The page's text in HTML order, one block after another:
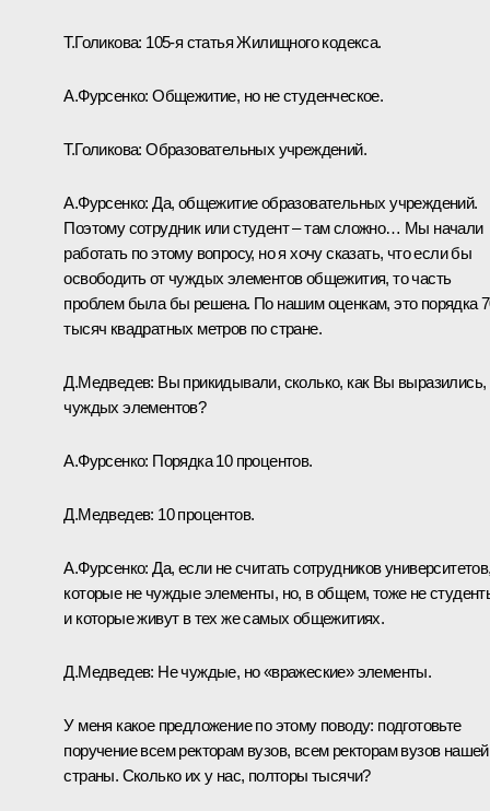
Т.Голикова: 105-я статья Жилищного кодекса.
А.Фурсенко:Общежитие, но не студенческое.
Т.Голикова:Образовательных учреждений.
А.Фурсенко:Да, общежитие образовательных учреждений.
Поэтому сотрудник или студент – там сложно… Мы начали
работать по этому вопросу, но я хочу сказать, что если бы
освободить от чуждых элементов общежития, то часть
проблем была бы решена. По нашим оценкам, это порядка
тысяч квадратных метров по стране.
Д.Медведев: Вы прикидывали, сколько, как Вы выразились,
чуждых элементов?
А.Фурсенко: Порядка 10 процентов.
Д.Медведев: 10 процентов.
А.Фурсенко:Да, если не считать сотрудников
которые не чуждые элементы, но, в общем, тоже не
и которые живут в тех же самых общежитиях.
Д.Медведев: Не чуждые, но «вражеские» элементы.
У меня какое предложение по этому поводу: подготовьте
поручение всем ректорам вузов, всем ректорам вузов нашей
страны. Сколько их у нас, полторы тысячи?